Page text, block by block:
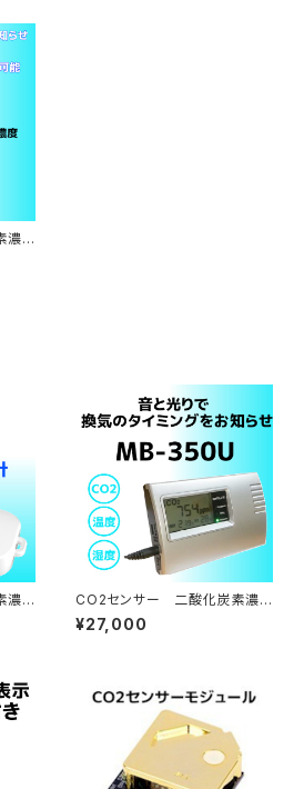
濃
濃
CO2センサー 二酸化炭素濃
度計 MB-350U
¥27,000